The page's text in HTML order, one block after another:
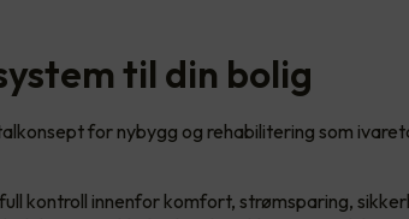
til din bolig
for nybygg og rehabilitering som
kontroll innenfor komfort, strømsparing,